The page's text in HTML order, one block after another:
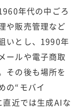
年代の中ごろ
や販売管理など
いとし、1990年
ールや電子商取
その後も場所を
の“モバイ
近では生成AIな